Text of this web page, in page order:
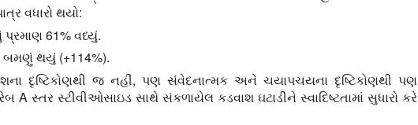
વધારો થયો:
61% વધ્યું.
બમણું થયું (+114%).
દૃષ્ટિકોણથી જ નહીં, પણ સંવેદનાત્મક અને ચયાપચયના દૃષ્ટિકોણથી પણ
A સ્તર સ્ટીવીઓસાઇડ સાથે સંકળાયેલ કડવાશ ઘટાડીને સ્વાદિષ્ટતામાં સુધારો કરે